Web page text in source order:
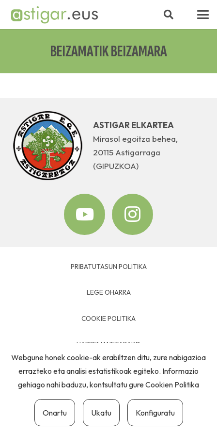
BEIZAMATIK BEIZAMARA
ASTIGAR ELKARTEA
Mirasol egoitza behea,
20115 Astigarraga
(GIPUZKOA)
PRIBATUTASUN POLITIKA
LEGE OHARRA
COOKIE POLITIKA
HARREMANETARAKO
Webgune honek cookie-ak erabiltzen ditu, zure nabigazioa
errazteko eta analisi estatistikoak egiteko. Informazio
gehiago nahi baduzu, kontsultatu gureCookien Politika
Onartu Ukatu Konfiguratu